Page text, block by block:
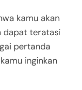
kamu akan
dapat teratasi
pertanda
inginkan